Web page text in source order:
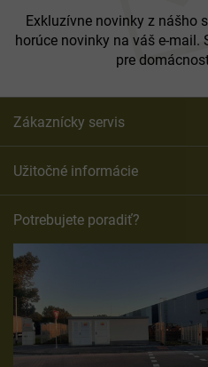
Exkluzívne novinky z nášho
horúce novinky na váš e-
pre
Zákaznícky servis
Užitočné informácie
Potrebujete poradiť?